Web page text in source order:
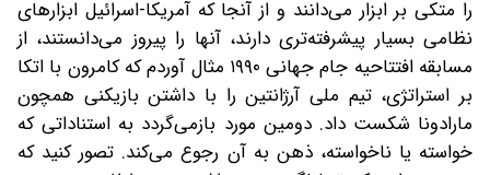
را متکی بر ابزار می‌دانند و از آنجا که آمریکا-اسرائیل ابزارهای
نظامی بسیار پیشرفته‌تری دارند، آنها را پیروز می‌دانستند، از
مسابقه افتتاحیه جام جهانی ۱۹۹۰ مثال آوردم که کامرون با اتکا
بر استراتژی، تیم ملی آرژانتین را با داشتن بازیکنی همچون
مارادونا شکست داد. دومین مورد بازمی‌گردد به استناداتی که
خواسته یا ناخواسته، ذهن به آن رجوع می‌کند. تصور کنید که